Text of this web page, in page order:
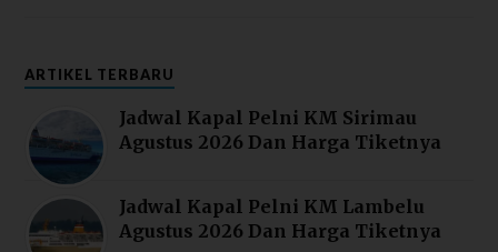
ARTIKEL TERBARU
Jadwal Kapal Pelni KM Sirimau
Agustus 2026 Dan Harga Tiketnya
Jadwal Kapal Pelni KM Lambelu
Agustus 2026 Dan Harga Tiketnya